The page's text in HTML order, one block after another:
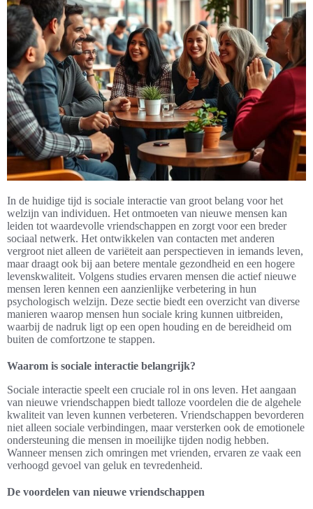
In de huidige tijd is sociale interactie van groot belang voor het
welzijn van individuen. Het ontmoeten van nieuwe mensen kan
leiden tot waardevolle vriendschappen en zorgt voor een breder
sociaal netwerk. Het ontwikkelen van contacten met anderen
vergroot niet alleen de variëteit aan perspectieven in iemands leven,
maar draagt ook bij aan betere mentale gezondheid en een hogere
levenskwaliteit. Volgens studies ervaren mensen die actief nieuwe
mensen leren kennen een aanzienlijke verbetering in hun
psychologisch welzijn. Deze sectie biedt een overzicht van diverse
manieren waarop mensen hun sociale kring kunnen uitbreiden,
waarbij de nadruk ligt op een open houding en de bereidheid om
buiten de comfortzone te stappen.
Waarom is sociale interactie belangrijk?
Sociale interactie speelt een cruciale rol in ons leven. Het aangaan
van nieuwe vriendschappen biedt talloze voordelen die de algehele
kwaliteit van leven kunnen verbeteren. Vriendschappen bevorderen
niet alleen sociale verbindingen, maar versterken ook de emotionele
ondersteuning die mensen in moeilijke tijden nodig hebben.
Wanneer mensen zich omringen met vrienden, ervaren ze vaak een
verhoogd gevoel van geluk en tevredenheid.
De voordelen van nieuwe vriendschappen